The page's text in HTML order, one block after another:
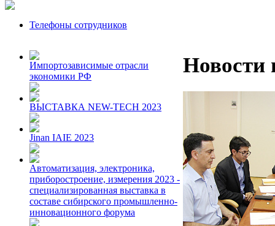
Телефоны сотрудников
Импортозависимые отрасли
экономики РФ
ВЫСТАВКА NEW-TECH 2023
Jinan IAIE 2023
Автоматизация, электроника,
приборостроение, измерения 2023 -
специализированная выставка в
составе сибирского промышленно-
инновационного форума
Новости